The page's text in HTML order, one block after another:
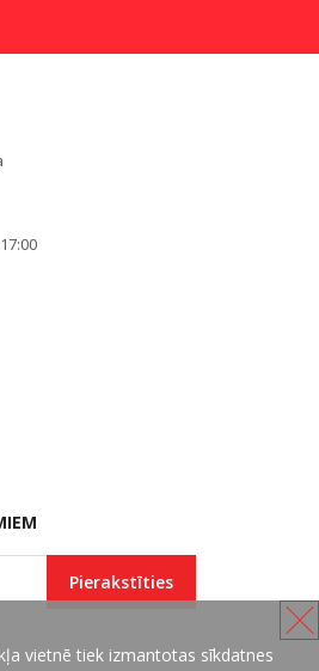
Pierakstīties
vietnē tiek izmantotas sīkdatnes